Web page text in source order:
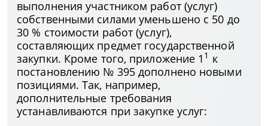
выполнения участником работ (услуг)
собственными силами уменьшено с 50 до
30 % стоимости работ (услуг),
составляющих предмет государственной
закупки. Кроме того, приложение 1 1 к
постановлению № 395 дополнено новыми
позициями. Так, например,
дополнительные требования
устанавливаются при закупке услуг: